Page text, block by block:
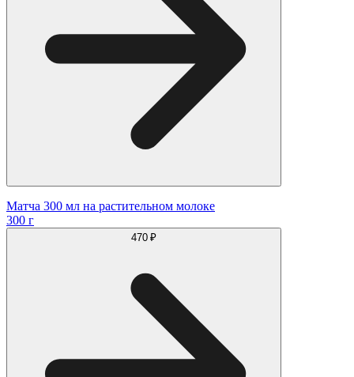
Матча 300 мл на растительном молоке
300 г
470 ₽